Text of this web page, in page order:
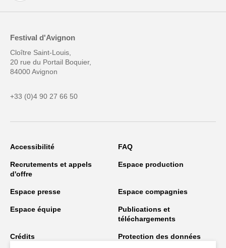
Festival d'Avignon
Cloître Saint-Louis,
20 rue du Portail Boquier,
84000 Avignon
+33 (0)4 90 27 66 50
Accessibilité FAQ
Recrutements et appels
d'offre
Espace production
Espace presse Espace compagnies
Espace équipe
Publications et
téléchargements
Crédits
Protection des données